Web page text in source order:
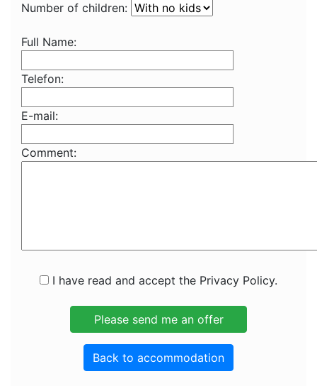
Number of children:
Full Name:
Telefon:
E-mail:
Comment:
I have read and accept the Privacy Policy.
Back to accommodation